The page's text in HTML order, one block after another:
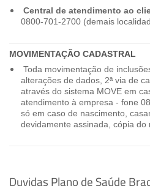
Central de atendimento ao
0800-701-2700 (demais
MOVIMENTAÇÃO CADASTRAL
Toda movimentação de
alterações de dados, 2ª via de
através do sistema MOVE em
atendimento à empresa - fone
só em caso de nascimento,
devidamente assinada, cópia
Duvidas Plano de Saúde